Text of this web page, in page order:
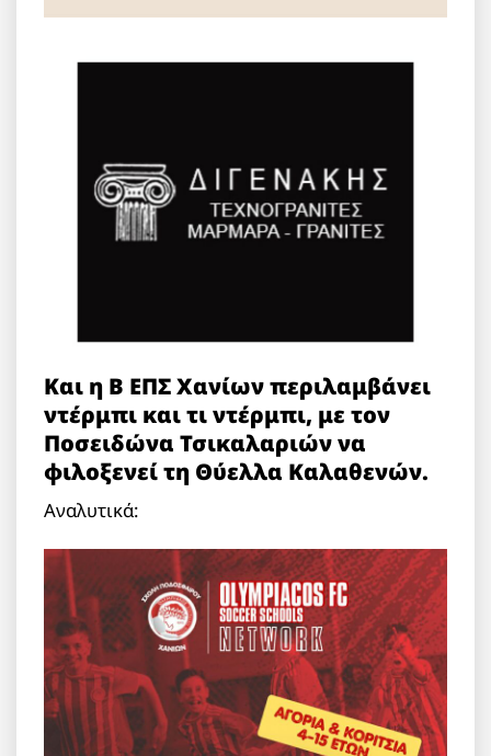
Και η Β ΕΠΣ Χανίων περιλαμβάνει
ντέρμπι και τι ντέρμπι, με τον
Ποσειδώνα Τσικαλαριών να
φιλοξενεί τη Θύελλα Καλαθενών.
Αναλυτικά: